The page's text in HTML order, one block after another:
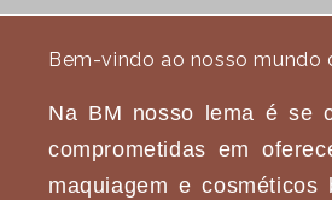
Bem-vindo ao nosso mundo
Na BM nosso lema é se
comprometidas em
maquiagem e cosméticos